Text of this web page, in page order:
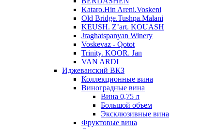
Kataro.Hin Areni.Voskeni
Old Bridge.Tushpa.Malani
KEUSH. Z’art. KOUASH
Jraghatspanyan Winery
Voskevaz - Qotot
Trinity. KOOR. Jan
VAN ARDI
Иджеванский ВКЗ
Коллекционные вина
Виноградные вина
Вина 0,75 л
Большой объем
Эксклюзивные вина
Фруктовые вина